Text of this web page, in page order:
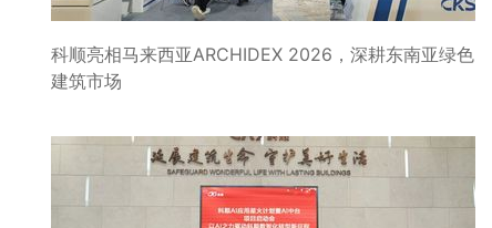
科顺亮相马来西亚ARCHIDEX 2026，深耕东南亚绿色
建筑市场